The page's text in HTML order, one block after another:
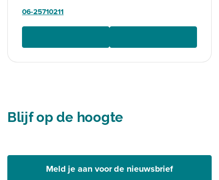
06-25710211
Blijf op de hoogte
Meld je aan voor de nieuwsbrief